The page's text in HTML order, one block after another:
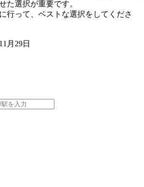
た選択が重要です。
行って、ベストな選択をしてくださ
月29日